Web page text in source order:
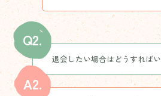
Q2.
退会したい場合はどうすれば
A2.